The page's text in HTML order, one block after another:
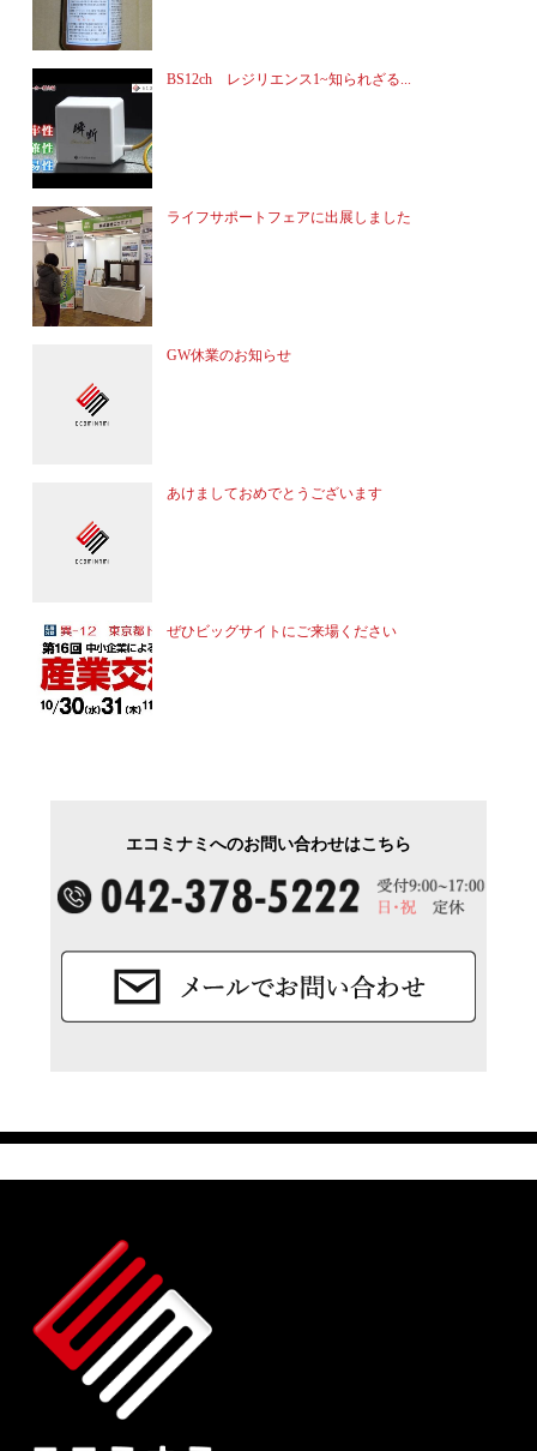
BS12ch レジリエンス1~知られざる...
ライフサポートフェアに出展しました
GW休業のお知らせ
あけましておめでとうございます
ぜひビッグサイトにご来場ください
エコミナミへのお問い合わせはこちら